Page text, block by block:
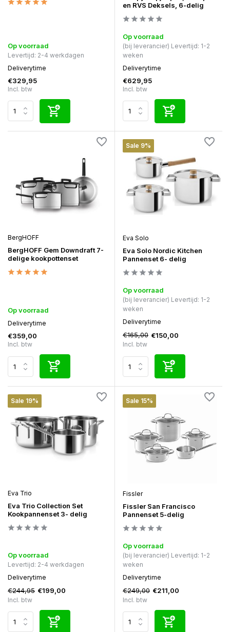
Op voorraad
Levertijd: 2-4 werkdagen
Deliverytime
€329,95
Incl. btw
en RVS Deksels, 6-delig
Op voorraad
(bij leverancier) Levertijd: 1-2
weken
Deliverytime
€629,95
Incl. btw
BergHOFF
BergHOFF Gem Downdraft 7-
delige kookpottenset
Op voorraad
Deliverytime
€359,00
Incl. btw
Sale 9%
Eva Solo
Eva Solo Nordic Kitchen
Pannenset 6- delig
Op voorraad
(bij leverancier) Levertijd: 1-2
weken
Deliverytime
€165,00 €150,00
Incl. btw
Sale 19%
Eva Trio
Eva Trio Collection Set
Kookpannenset 3- delig
Op voorraad
Levertijd: 2-4 werkdagen
Deliverytime
€244,95 €199,00
Incl. btw
Sale 15%
Fissler
Fissler San Francisco
Pannenset 5-delig
Op voorraad
(bij leverancier) Levertijd: 1-2
weken
Deliverytime
€249,00 €211,00
Incl. btw